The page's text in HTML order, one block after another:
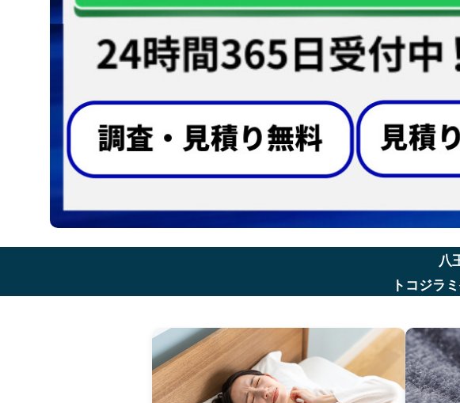
八
トコジラ